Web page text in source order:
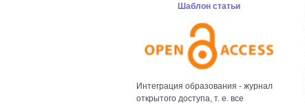
Шаблон статьи
Интеграция образования - журнал
открытого доступа, т. е. все